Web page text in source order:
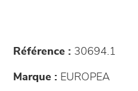
Référence : 30694.1
Marque : EUROPEA